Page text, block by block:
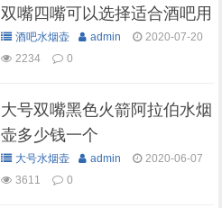
双嘴四嘴可以选择适合酒吧用
酒吧水烟壶 admin
2020-07-20
2234
0
大号双嘴黑色火箭阿拉伯水烟
壶多少钱一个
大号水烟壶 admin
2020-06-07
3611
0